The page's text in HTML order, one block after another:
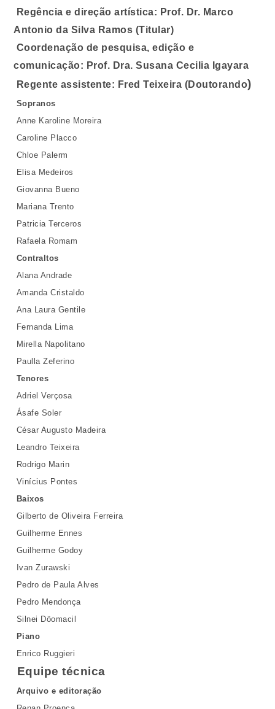
Regência e direção artística: Prof. Dr. Marco
Antonio da Silva Ramos (Titular)
Coordenação de pesquisa, edição e
comunicação: Prof. Dra. Susana Cecilia Igayara
Regente assistente: Fred Teixeira (Doutorando)
Sopranos
Anne Karoline Moreira
Caroline Placco
Chloe Palerm
Elisa Medeiros
Giovanna Bueno
Mariana Trento
Patricia Terceros
Rafaela Romam
Contraltos
Alana Andrade
Amanda Cristaldo
Ana Laura Gentile
Fernanda Lima
Mirella Napolitano
Paulla Zeferino
Tenores
Adriel Verçosa
Ásafe Soler
César Augusto Madeira
Leandro Teixeira
Rodrigo Marin
Vinícius Pontes
Baixos
Gilberto de Oliveira Ferreira
Guilherme Ennes
Guilherme Godoy
Ivan Zurawski
Pedro de Paula Alves
Pedro Mendonça
Silnei Döomacil
Piano
Enrico Ruggieri
Equipe técnica
Arquivo e editoração